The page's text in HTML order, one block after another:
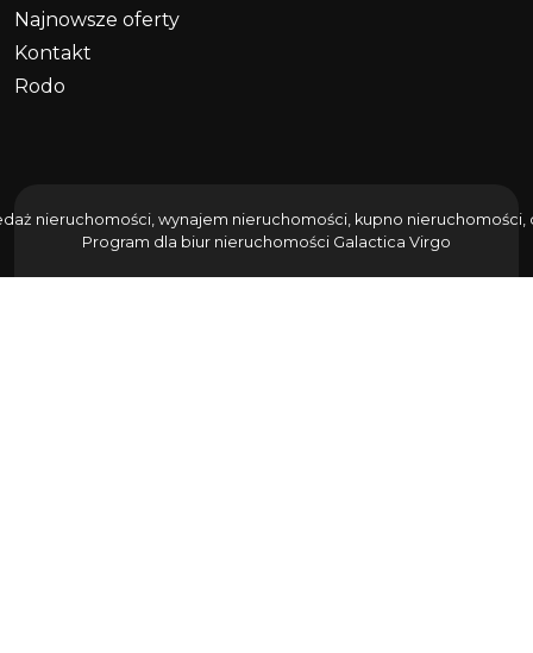
Najnowsze oferty
Kontakt
Rodo
nieruchomości, wynajem nieruchomości, kupno nieruchomości,
Program dla biur nieruchomości Galactica Virgo